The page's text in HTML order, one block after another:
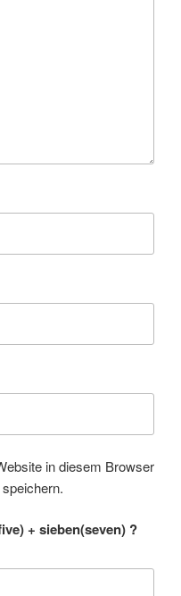
in diesem Browser
+ sieben(seven) ?